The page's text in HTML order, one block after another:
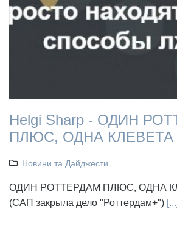
Helgi Sharp - ОДИН
ПЛЮС, ОДНА
Новини та Дайджести
ОДИН РОТТЕРДАМ ПЛЮС, ОДНА
(САП закрыла дело "Роттердам+") [...]